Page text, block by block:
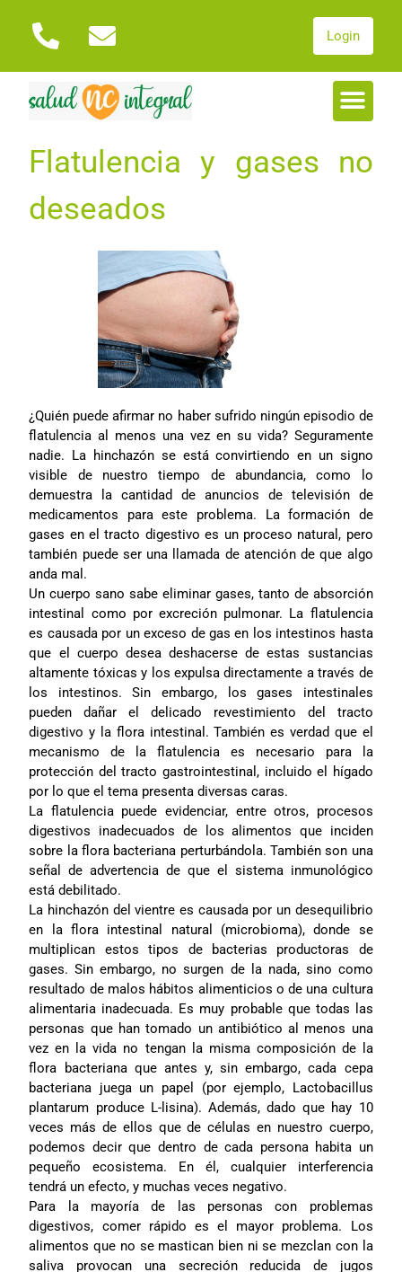
Login
Flatulencia y gases no
deseados
¿Quién puede afirmar no haber sufrido ningún episodio de
flatulencia al menos una vez en su vida? Seguramente
nadie. La hinchazón se está convirtiendo en un signo
visible de nuestro tiempo de abundancia, como lo
demuestra la cantidad de anuncios de televisión de
medicamentos para este problema. La formación de
gases en el tracto digestivo es un proceso natural, pero
también puede ser una llamada de atención de que algo
anda mal.
Un cuerpo sano sabe eliminar gases, tanto de absorción
intestinal como por excreción pulmonar. La flatulencia
es causada por un exceso de gas en los intestinos hasta
que el cuerpo desea deshacerse de estas sustancias
altamente tóxicas y los expulsa directamente a través de
los intestinos. Sin embargo, los gases intestinales
pueden dañar el delicado revestimiento del tracto
digestivo y la flora intestinal. También es verdad que el
mecanismo de la flatulencia es necesario para la
protección del tracto gastrointestinal, incluido el hígado
por lo que el tema presenta diversas caras.
La flatulencia puede evidenciar, entre otros, procesos
digestivos inadecuados de los alimentos que inciden
sobre la flora bacteriana perturbándola. También son una
señal de advertencia de que el sistema inmunológico
está debilitado.
La hinchazón del vientre es causada por un desequilibrio
en la flora intestinal natural (microbioma), donde se
multiplican estos tipos de bacterias productoras de
gases. Sin embargo, no surgen de la nada, sino como
resultado de malos hábitos alimenticios o de una cultura
alimentaria inadecuada. Es muy probable que todas las
personas que han tomado un antibiótico al menos una
vez en la vida no tengan la misma composición de la
flora bacteriana que antes y, sin embargo, cada cepa
bacteriana juega un papel (por ejemplo, Lactobacillus
plantarum produce L-lisina). Además, dado que hay 10
veces más de ellos que de células en nuestro cuerpo,
podemos decir que dentro de cada persona habita un
pequeño ecosistema. En él, cualquier interferencia
tendrá un efecto, y muchas veces negativo.
Para la mayoría de las personas con problemas
digestivos, comer rápido es el mayor problema. Los
alimentos que no se mastican bien ni se mezclan con la
saliva provocan una secreción reducida de jugos